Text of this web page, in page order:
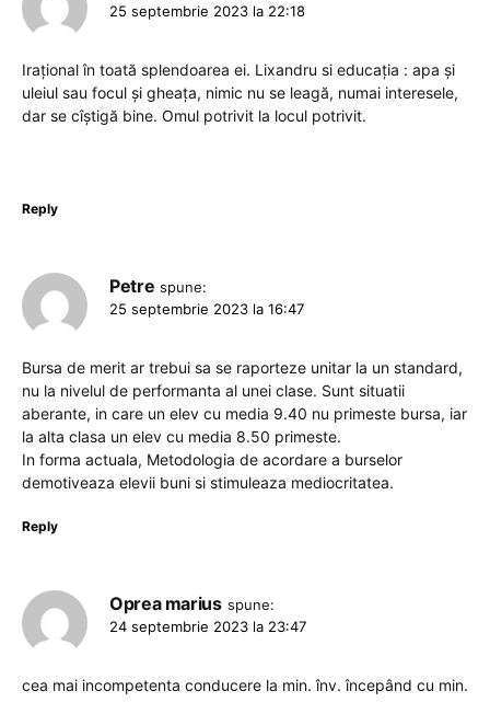
25 septembrie 2023 la 22:18
Irațional în toată splendoarea ei. Lixandru si educația : apa și
uleiul sau focul și gheața, nimic nu se leagă, numai interesele,
dar se cîștigă bine. Omul potrivit la locul potrivit.
Reply
Petre spune:
25 septembrie 2023 la 16:47
Bursa de merit ar trebui sa se raporteze unitar la un standard,
nu la nivelul de performanta al unei clase. Sunt situatii
aberante, in care un elev cu media 9.40 nu primeste bursa, iar
la alta clasa un elev cu media 8.50 primeste.
In forma actuala, Metodologia de acordare a burselor
demotiveaza elevii buni si stimuleaza mediocritatea.
Reply
Oprea marius spune:
24 septembrie 2023 la 23:47
cea mai incompetenta conducere la min. înv. începând cu min.